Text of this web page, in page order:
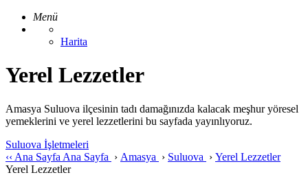
Menü
Harita
Yerel Lezzetler
Amasya Suluova ilçesinin tadı damağınızda kalacak meşhur yöresel
yemeklerini ve yerel lezzetlerini bu sayfada yayınlıyoruz.
Suluova İşletmeleri
‹‹ Ana Sayfa Ana Sayfa › Amasya › Suluova › Yerel Lezzetler
Yerel Lezzetler